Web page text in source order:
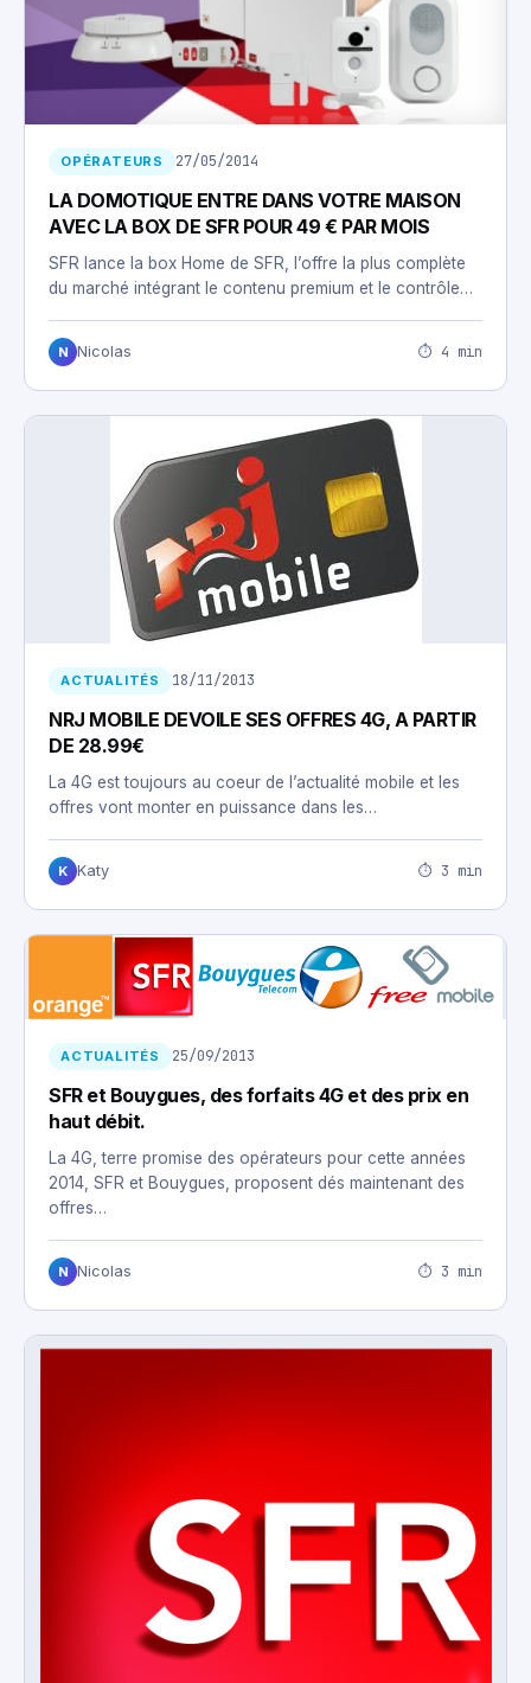
OPÉRATEURS 27/05/2014
LA DOMOTIQUE ENTRE DANS VOTRE MAISON
AVEC LA BOX DE SFR POUR 49 € PAR MOIS
SFR lance la box Home de SFR, l’offre la plus complète
du marché intégrant le contenu premium et le contrôle…
N Nicolas ⏱ 4 min
ACTUALITÉS 18/11/2013
NRJ MOBILE DEVOILE SES OFFRES 4G, A PARTIR
DE 28.99€
La 4G est toujours au coeur de l’actualité mobile et les
offres vont monter en puissance dans les…
K Katy ⏱ 3 min
ACTUALITÉS 25/09/2013
SFR et Bouygues, des forfaits 4G et des prix en
haut débit.
La 4G, terre promise des opérateurs pour cette années
2014, SFR et Bouygues, proposent dés maintenant des
offres…
N Nicolas ⏱ 3 min